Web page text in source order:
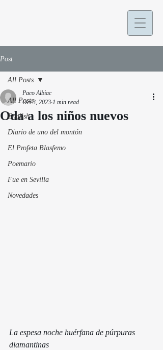
Post
All Posts
English
Diario de uno del montón
El Profeta Blasfemo
Poemario
Fue en Sevilla
Novedades
All Posts
Oda a los niños nuevos
Paco Albiac
Oct 3, 2023 1 min read
La espesa noche huérfana de púrpuras
diamantinas